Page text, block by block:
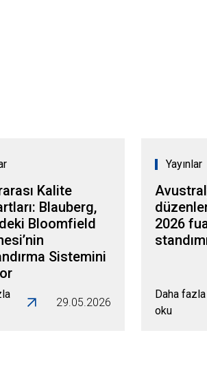
Kalite
Blauberg,
Bloomfield
Sistemini
29.05.2026
Yayınlar
2026
Daha fazla
oku